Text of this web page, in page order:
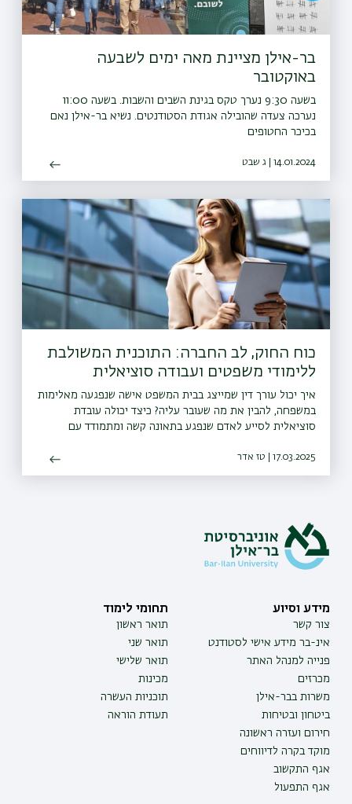
בר-אילן מציינת מאה ימים לשבעה
באוקטובר
בשעה 9:30 נערך טקס בגינת השבים והשבות. בשעה 11:00
נערכה צעדה שהובילה אגודת הסטודנטים. נשיא בר-אילן נאם
בכיכר החטופים
14.01.2024 | ג שבט
כוח החוק, לב החברה: התוכנית המשולבת
ללימודי משפטים ועבודה סוציאלית
איך יכול עורך דין שמייצג בבית המשפט אישה שנפגעה מאלימות
במשפחה, להבין את מה שעובר עליה? כיצד יכולה עובדת
סוציאלית לסייע לאדם שנפגע בתאונה קשה ומתמודד עם
17.03.2025 | טז אדר
מידע וסיוע
צור קשר
אינ-בר מידע אישי לסטודנט
פנייה למנהל האתר
מכרזים
משרות בבר-אילן
ביטחון ובטיחות
חירום ועזרה ראשונה
מוקד בקרה לדיווחים
אגף התקשוב
אגף התפעול
תחומי לימוד
תואר ראשון
תואר שני
תואר שלישי
מכינות
תוכניות העשרה
תעודת הוראה